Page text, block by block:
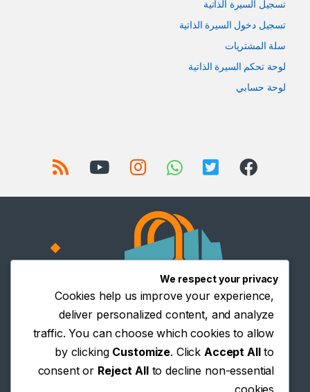
تسجيل السيرة الذاتية
تسجيل دخول السيرة الذاتية
سلة المشتريات
لوحة تحكم السيرة الذاتية
لوحة حسابي
We respect your privacy
Cookies help us improve your experience,
deliver personalized content, and analyze
traffic. You can choose which cookies to allow
by clicking Customize. Click Accept Allto
consent or Reject Allto decline non-essential
cookies.